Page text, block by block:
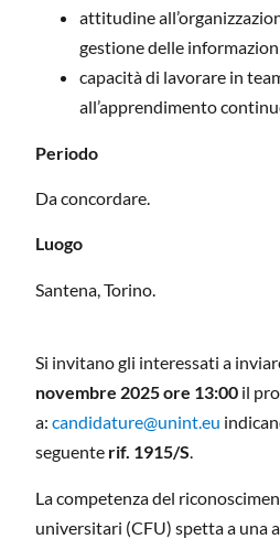
attitudine
gestione delle
capacità di lavorare in
all’apprendimento
Periodo
Da concordare.
Luogo
Santena, Torino.
Si invitano gli interessati a
novembre 2025 ore 13:00 il
a: candidature@unint.eu
seguente rif. 1915/S.
La competenza del
universitari (CFU) spetta a una